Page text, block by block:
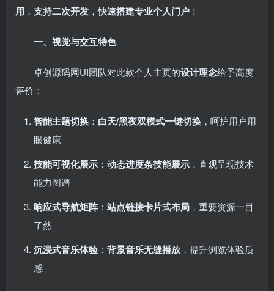
用 ， 支持二次开发 ，快速搭建专业个人门户 ！
一、视觉与交互特色
卓创源码网UI团队对此款个人主页的设计理念给予高度
评价：
智能主题切换 ： 白天/黑夜双模式一键切换 ，呵护用户用
眼健康
技能可视化展示 ： 动态进度条技能展示 ，直观呈现技术
能力图谱
响应式导航矩阵： 站点链接卡片式布局 ，重要资源一目
了然
沉浸式音乐体验： 背景音乐无缝播放 ，提升浏览体验质
感